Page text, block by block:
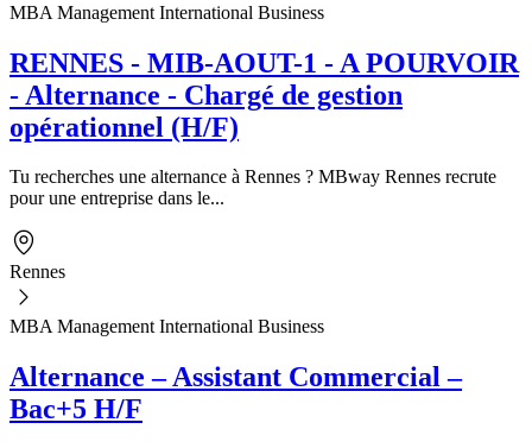
MBA Management International Business
RENNES - MIB-AOUT-1 - A POURVOIR
- Alternance - Chargé de gestion
opérationnel (H/F)
Tu recherches une alternance à Rennes ? MBway Rennes recrute
pour une entreprise dans le...
Rennes
MBA Management International Business
Alternance – Assistant Commercial –
Bac+5 H/F